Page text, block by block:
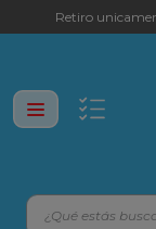
Retiro
¿Qué estás